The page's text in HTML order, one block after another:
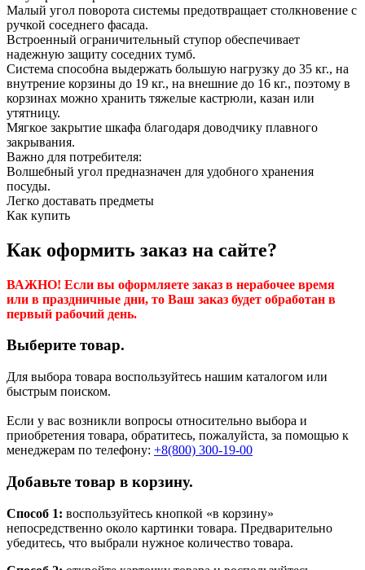
Малый угол поворота системы предотвращает столкновение с
ручкой соседнего фасада.
Встроенный ограничительный ступор обеспечивает
надежную защиту соседних тумб.
Система способна выдержать большую нагрузку до 35 кг., на
внутрение корзины до 19 кг., на внешние до 16 кг., поэтому в
корзинах можно хранить тяжелые кастрюли, казан или
утятницу.
Мягкое закрытие шкафа благодаря доводчику плавного
закрывания.
Важно для потребителя:
Волшебный угол предназначен для удобного хранения
посуды.
Легко доставать предметы
Как купить
Как оформить заказ на сайте?
ВАЖНО! Если вы оформляете заказ в нерабочее время
или в праздничные дни, то Ваш заказ будет обработан в
первый рабочий день.
Выберите товар.
Для выбора товара воспользуйтесь нашим каталогом или
быстрым поиском.
Если у вас возникли вопросы относительно выбора и
приобретения товара, обратитесь, пожалуйста, за помощью к
менеджерам по телефону: +8(800) 300-19-00
Добавьте товар в корзину.
Способ 1: воспользуйтесь кнопкой «в корзину»
непосредственно около картинки товара. Предварительно
убедитесь, что выбрали нужное количество товара.